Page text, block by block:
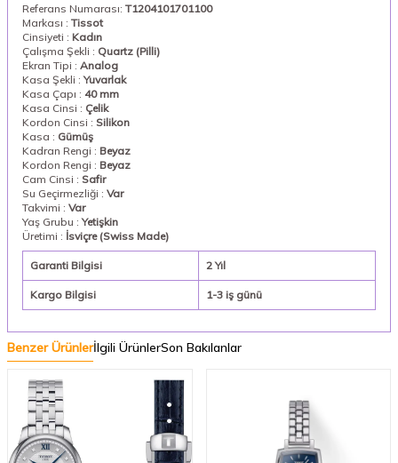
Referans Numarası: T1204101701100
Markası : Tissot
Cinsiyeti : Kadın
Çalışma Şekli : Quartz (Pilli)
Ekran Tipi : Analog
Kasa Şekli :Yuvarlak
Kasa Çapı : 40 mm
Kasa Cinsi : Çelik
Kordon Cinsi : Silikon
Kasa : Gümüş
Kadran Rengi : Beyaz
Kordon Rengi : Beyaz
Cam Cinsi : Safir
Su Geçirmezliği : Var
Takvimi : Var
Yaş Grubu :Yetişkin
Üretimi : İsviçre (Swiss Made)
Garanti Bilgisi 2 Yıl
Kargo Bilgisi 1-3 iş günü
Benzer Ürünlerİlgili ÜrünlerSon Bakılanlar